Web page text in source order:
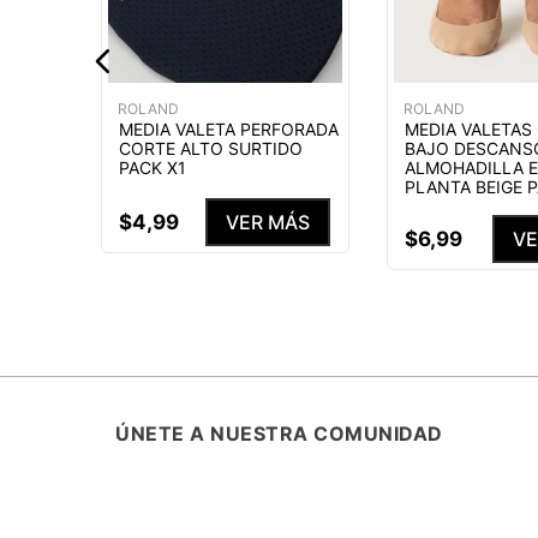
ROLAND
MEDIA VALETA PERFORADA
CORTE ALTO SURTIDO
PACK X1
$4,99 VER MÁS
ROLAND
MEDIA VALETAS
BAJO
ALMOHADILLA
PLANTA BEIGE
$6,99
ÚNETE A NUESTRA COMUNIDAD